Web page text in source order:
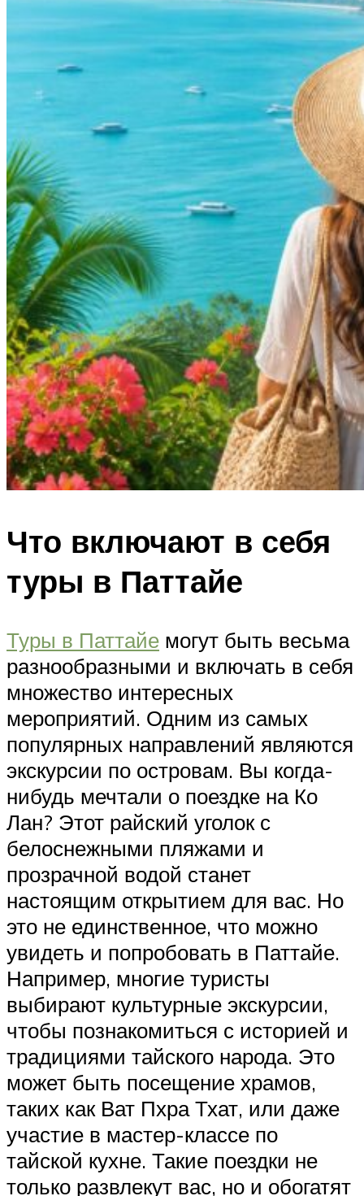
Что включают в себя
туры в Паттайе
Туры в Паттайе могут быть весьма
разнообразными и включать в себя
множество интересных
мероприятий. Одним из самых
популярных направлений являются
экскурсии по островам. Вы когда-
нибудь мечтали о поездке на Ко
Лан? Этот райский уголок с
белоснежными пляжами и
прозрачной водой станет
настоящим открытием для вас. Но
это не единственное, что можно
увидеть и попробовать в Паттайе.
Например, многие туристы
выбирают культурные экскурсии,
чтобы познакомиться с историей и
традициями тайского народа. Это
может быть посещение храмов,
таких как Ват Пхра Тхат, или даже
участие в мастер-классе по
тайской кухне. Такие поездки не
только развлекут вас, но и обогатят